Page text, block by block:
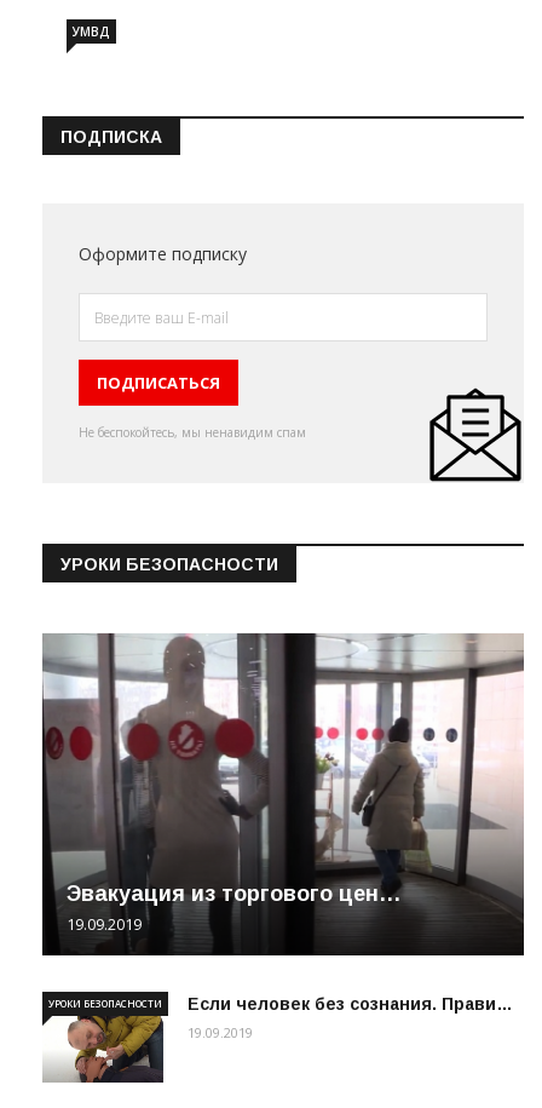
УМВД
ПОДПИСКА
Оформите подписку
Не беспокойтесь, мы ненавидим спам
УРОКИ БЕЗОПАСНОСТИ
Эвакуация из торгового цен…
19.09.2019
Если человек без сознания. Прави…
УРОКИ БЕЗОПАСНОСТИ
19.09.2019